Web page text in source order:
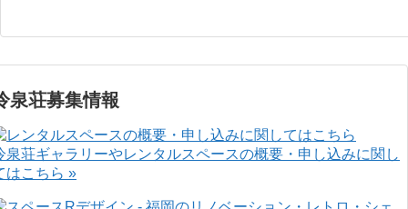
泉荘募集情報
泉荘ギャラリーやレンタルスペースの概要・申し込みに関し
はこちら »